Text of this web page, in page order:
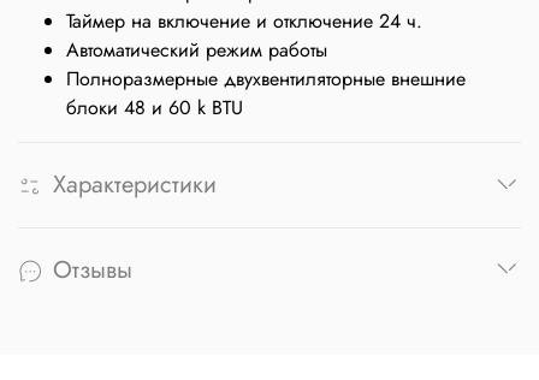
Таймер на включение и отключение 24 ч.
Автоматический режим работы
Полноразмерные двухвентиляторные внешние
блоки 48 и 60 k BTU
Характеристики
Отзывы